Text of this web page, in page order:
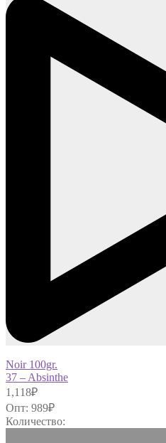
Noir 100gr.
37 – Absinthe
1,118₽
Опт: 989₽
Количество: